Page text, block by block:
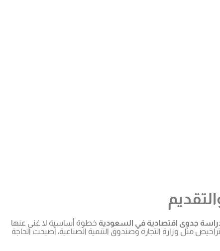
جدوى اقتصادية في السعودية خطوة أساسية لا غنى عنها
مثل وزارة التجارة وصندوق التنمية الصناعية، أصبحت الحاجة